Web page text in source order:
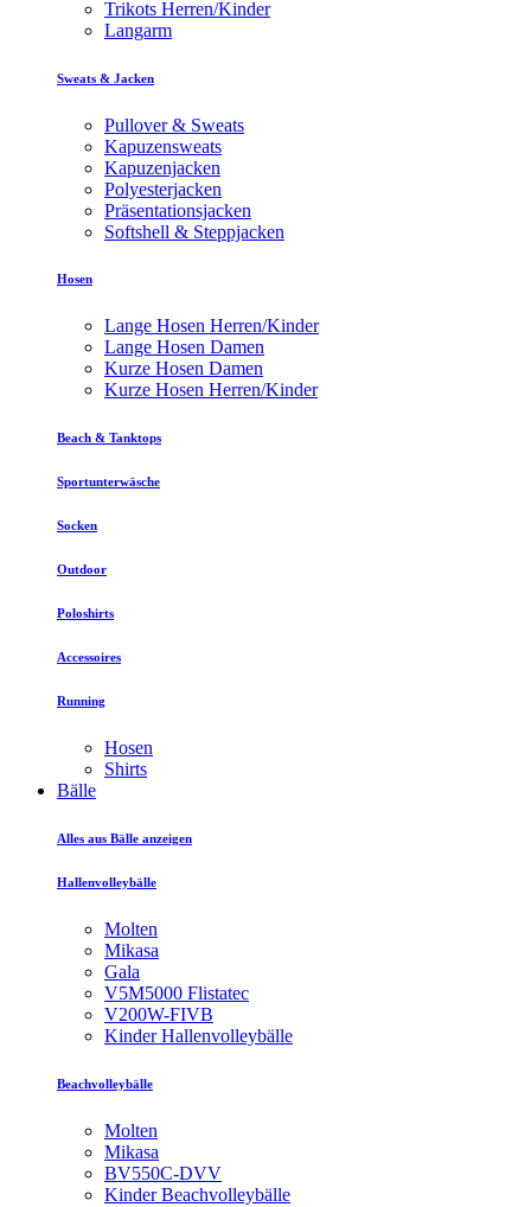
Trikots Herren/Kinder
Langarm
Sweats & Jacken
Pullover & Sweats
Kapuzensweats
Kapuzenjacken
Polyesterjacken
Präsentationsjacken
Softshell & Steppjacken
Hosen
Lange Hosen Herren/Kinder
Lange Hosen Damen
Kurze Hosen Damen
Kurze Hosen Herren/Kinder
Beach & Tanktops
Sportunterwäsche
Socken
Outdoor
Poloshirts
Accessoires
Running
Hosen
Shirts
Bälle
Alles aus Bälle anzeigen
Hallenvolleybälle
Molten
Mikasa
Gala
V5M5000 Flistatec
V200W-FIVB
Kinder Hallenvolleybälle
Beachvolleybälle
Molten
Mikasa
BV550C-DVV
Kinder Beachvolleybälle